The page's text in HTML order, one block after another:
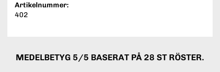
Artikelnummer:
402
MEDELBETYG 5/5 BASERAT PÅ 28 ST RÖSTER.